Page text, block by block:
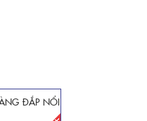
ĐẮP NỔI